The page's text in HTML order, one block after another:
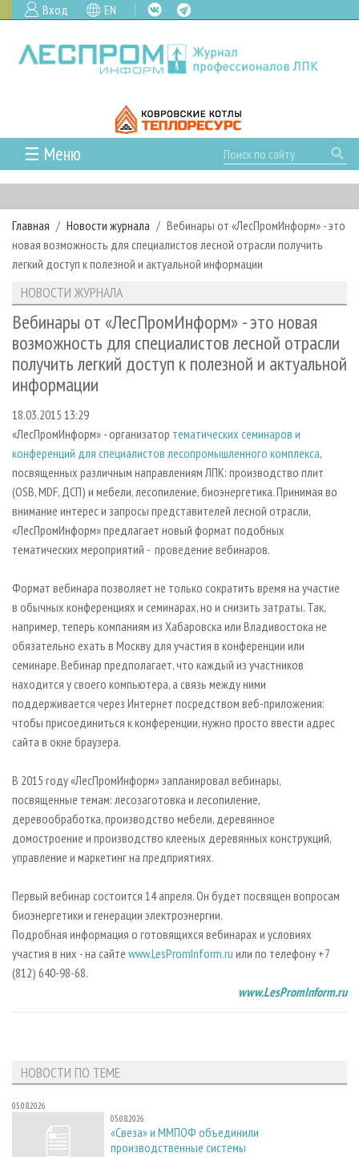
Вход EN
☰ Меню
ГЛАВНАЯ
РУБРИКИ И ТЕМЫ
РУБРИКИ ЖУРНАЛА
ЛЕСНОЕ ХОЗЯЙСТВО
ЛЕСОЗАГОТОВКА
ЛЕСОПИЛЕНИЕ
ДЕРЕВООБРАБОТКА
СУШКА ДРЕВЕСИНЫ
ПРОИЗВОДСТВО ДРЕВЕСНЫХ ПЛИТ
ДЕРЕВЯННОЕ ДОМОСТРОЕНИЕ
ПРОИЗВОДСТВО МЕБЕЛИ
БИОЭНЕРГЕТИКА
ИНСТРУМЕНТ И МАТЕРИАЛЫ
НОВОСТИ
КАЛЕНДАРЬ СОБЫТИЙ
НОВОСТИ ЛПК
НОВОСТИ ЖУРНАЛА
НОВОСТИ КОМПАНИЙ
ПРОЕКТЫ ЛПИ
АНАЛИТИКА
ПРЕДПРИЯТИЯ ЛПК
ЛЕСНЫЕ РЕГИОНЫ РОССИИ
ПЕРСОНЫ
МОБИЛЬНЫЕ ВЫСТАВКИ
ОФИЦИАЛЬНЫЕ ДЕЛЕГАЦИИ
ПРИОРИТЕТНЫЕ ИНВЕСТПРОЕКТЫ
RUSSIAN FORESTRY REVIEW
ГАЗЕТА ЛЕСПРОМФОРУМ
БИБЛИОТЕКА СПЕЦИАЛИСТА
АРХИВ
АРХИВ ЖУРНАЛОВ
СТАТЬИ
О ЖУРНАЛЕ
ПОДПИСКА
КОНТАКТЫ
РЕКЛАМОДАТЕЛЯМ
РЕКЛАМА
РЕКЛАМА НА САЙТЕ
Главная Новости журнала
Вебинары от «ЛесПромИнформ» - это
новая возможность для специалистов лесной отрасли получить
легкий доступ к полезной и актуальной информации
НОВОСТИ ЖУРНАЛА
Вебинары от «ЛесПромИнформ» - это новая
возможность для специалистов лесной отрасли
получить легкий доступ к полезной и актуальной
информации
18.03.2015 13:29
«ЛесПромИнформ» - организатор тематических семинаров и
конференций для специалистов лесопромышленного комплекса,
посвященных различным направлениям ЛПК: производство плит
(OSB, MDF, ДСП) и мебели, лесопиление, биоэнергетика. Принимая во
внимание интерес и запросы представителей лесной отрасли,
«ЛесПромИнформ» предлагает новый формат подобных
тематических мероприятий - проведение вебинаров.
Формат вебинара позволяет не только сократить время на участие
в обычных конференциях и семинарах, но и снизить затраты. Так,
например, теперь компаниям из Хабаровска или Владивостока не
обязательно ехать в Москву для участия в конференции или
семинаре. Вебинар предполагает, что каждый из участников
находится у своего компьютера, а связь между ними
поддерживается через Интернет посредством веб-приложения:
чтобы присоединиться к конференции, нужно просто ввести адрес
сайта в окне браузера.
В 2015 году «ЛесПромИнформ» запланировал вебинары,
посвященные темам: лесозаготовка и лесопиление,
деревообработка, производство мебели, деревянное
домостроение и производство клееных деревянных конструкций,
управление и маркетинг на предприятиях.
Первый вебинар состоится 14 апреля. Он будет посвящен вопросам
биоэнергетики и генерации электроэнергии.
Подробная информация о готовящихся вебинарах и условиях
участия в них - на сайте www.LesPromInform.ru или по телефону +7
(812) 640-98-68.
www.LesPromInform.ru
НОВОСТИ ПО ТЕМЕ
05.08.2026
05.08.2026
«Свеза» и ММПОФ объединили
производственные системы